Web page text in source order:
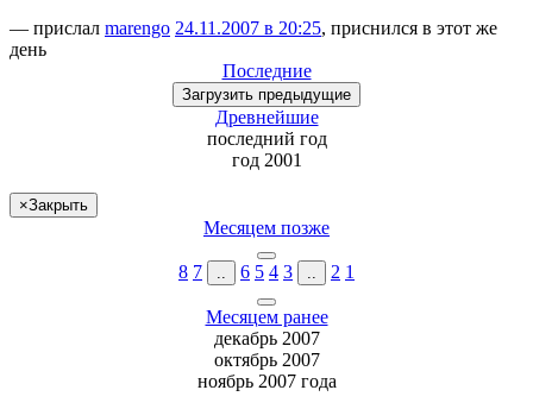
— прислал marengo 24.11.2007 в 20:25, приснился в этот же
день
Последние
Загрузить предыдущие
Древнейшие
последний год
год 2001
×Закрыть
Месяцем позже
8 7 .. 6 5 4 3 .. 2 1
Месяцем ранее
декабрь 2007
октябрь 2007
ноябрь 2007 года